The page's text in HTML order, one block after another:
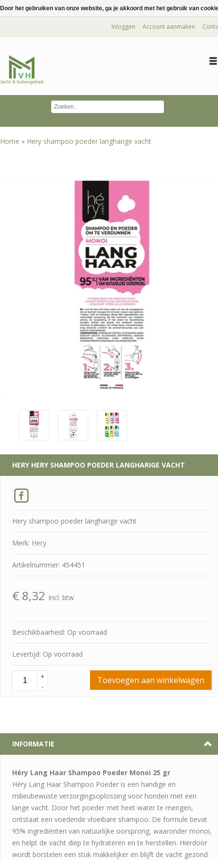
Inloggen Account aanmaken
Home » Hery shampoo poeder langharige vacht
HERY HERY SHAMPOO POEDER LANGHARIGE VACHT
Hery shampoo poeder langharige vacht
Merk: Hery
Artikelnummer: 454451
€ 8,32 Incl. btw
Beschikbaarheid: Op voorraad
Levertijd: Op voorraad
+
-
Toevoegen aan winkelwagen
INFORMATIE
Héry Lang Haar Shampoo Poeder Monoi 25 gr
Héry Lang Haar Shampoo Poeder is een handige en
milieubewuste verzorgingsoplossing voor honden met een
lange vacht. Door het poeder met heet water te mengen,
ontstaat een voedende vloeibare shampoo. De formule bevat
95% ingrediënten van natuurlijke oorsprong, waaronder monoi,
en helpt de vacht diep te hydrateren en te herstellen. Hierdoor
wordt borstelen een stuk makkelijker en blijft de vacht gezond
Door het gebruiken van onze website, ga je akkoord met het gebruik van